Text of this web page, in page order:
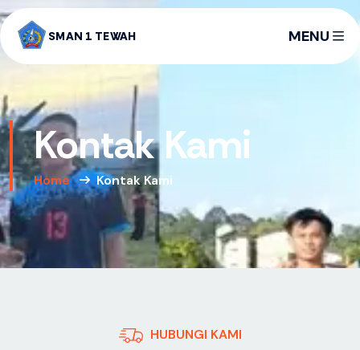
SMAN 1 TEWAH MENU
Kontak Kami
Home Kontak Kami
HUBUNGI KAMI